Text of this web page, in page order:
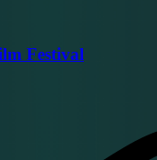
Festival